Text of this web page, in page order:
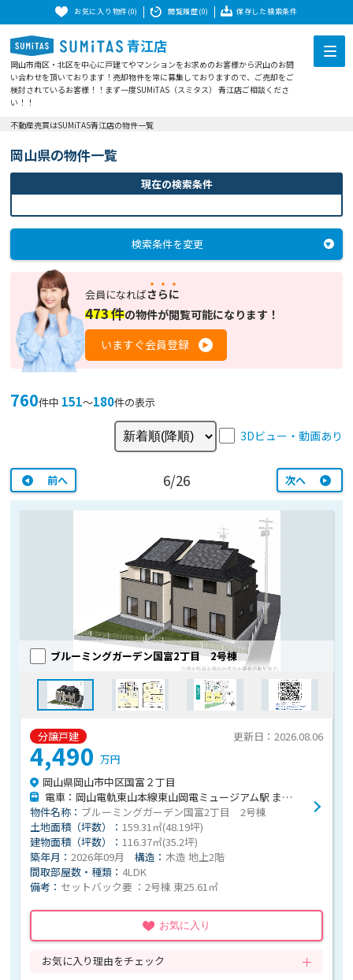
お気に入り物件(0) 閲覧履歴(0) 保存した検索条件
青江店
岡山市南区・北区を中心に戸建てやマンションをお求めのお客様から沢山のお問
い合わせを頂いております！売却物件を常に募集しておりますので、ご売却をご
検討されているお客様！！まず一度SUMiTAS（スミタス） 青江店ご相談くださ
い！！
不動産売買はSUMiTAS青江店の物件一覧
岡山県の物件一覧
現在の検索条件
検索条件を変更
会員になればさらに
473件の物件が閲覧可能になります！
いますぐ会員登録
760件中 151〜180件の表示
3Dビュー・動画あり
前へ 6/26 次へ
分譲戸建
ブルーミングガーデン国富2丁目 2号棟
更新日：2026.08.06
4,490万円
岡山県岡山市中区国富２丁目
電車：岡山電軌東山本線東山岡電ミュージアム駅 まで徒歩18分
物件名称： ブルーミングガーデン国富2丁目 2号棟
土地面積（坪数）：159.31㎡(48.19坪)
建物面積（坪数）：116.37㎡(35.2坪)
築年月：2026年09月 構造：木造 地上2階
間取部屋数・種類： 4LDK
備考： セットバック要 ：2号棟 東25.61㎡
お気に入り
お気に入り理由をチェック